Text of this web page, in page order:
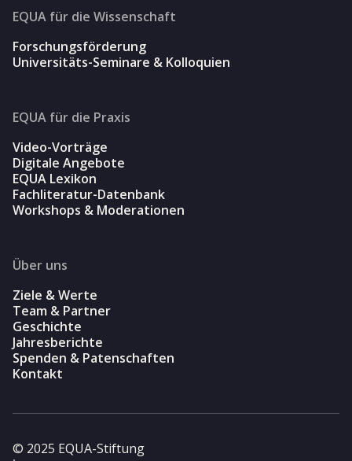
EQUA für die Wissenschaft
Forschungsförderung
Universitäts-Seminare & Kolloquien
EQUA für die Praxis
Video-Vorträge
Digitale Angebote
EQUA Lexikon
Fachliteratur-Datenbank
Workshops & Moderationen
Über uns
Ziele & Werte
Team & Partner
Geschichte
Jahresberichte
Spenden & Patenschaften
Kontakt
© 2025 EQUA-Stiftung